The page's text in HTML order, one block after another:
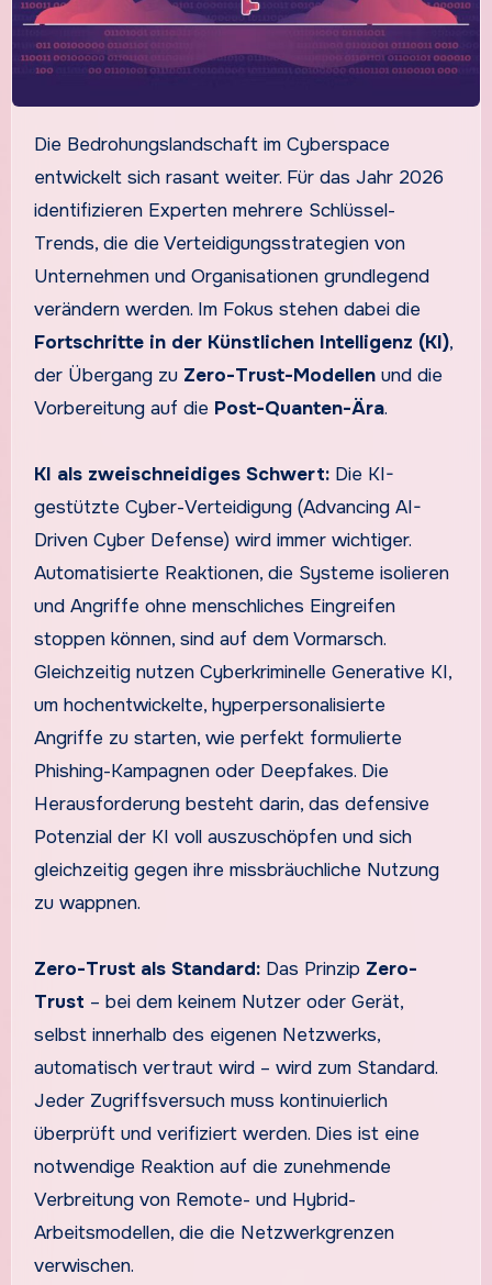
Die Bedrohungslandschaft im Cyberspace
entwickelt sich rasant weiter. Für das Jahr 2026
identifizieren Experten mehrere Schlüssel-
Trends, die die Verteidigungsstrategien von
Unternehmen und Organisationen grundlegend
verändern werden. Im Fokus stehen dabei die
Fortschritte in der Künstlichen Intelligenz (KI),
der Übergang zu Zero-Trust-Modellenund die
Vorbereitung auf die Post-Quanten-Ära.
KI als zweischneidiges Schwert:Die KI-
gestützte Cyber-Verteidigung (Advancing AI-
Driven Cyber Defense) wird immer wichtiger.
Automatisierte Reaktionen, die Systeme isolieren
und Angriffe ohne menschliches Eingreifen
stoppen können, sind auf dem Vormarsch.
Gleichzeitig nutzen Cyberkriminelle Generative KI,
um hochentwickelte, hyperpersonalisierte
Angriffe zu starten, wie perfekt formulierte
Phishing-Kampagnen oder Deepfakes. Die
Herausforderung besteht darin, das defensive
Potenzial der KI voll auszuschöpfen und sich
gleichzeitig gegen ihre missbräuchliche Nutzung
zu wappnen.
Zero-Trust als Standard:Das Prinzip Zero-
Trust – bei dem keinem Nutzer oder Gerät,
selbst innerhalb des eigenen Netzwerks,
automatisch vertraut wird – wird zum Standard.
Jeder Zugriffsversuch muss kontinuierlich
überprüft und verifiziert werden. Dies ist eine
notwendige Reaktion auf die zunehmende
Verbreitung von Remote- und Hybrid-
Arbeitsmodellen, die die Netzwerkgrenzen
verwischen.